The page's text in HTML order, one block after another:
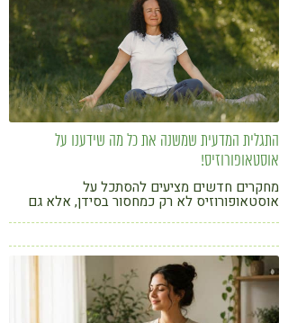
התגלית המדעית שמשנה את כל מה שידענו על
אוסטאופורוזיס!
מחקרים חדשים מציעים להסתכל על
אוסטאופורוזיס לא רק כמחסור בסידן, אלא גם